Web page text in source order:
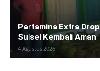
Pertamina Extra
Sulsel Kembali Aman
4 Agustus 2026